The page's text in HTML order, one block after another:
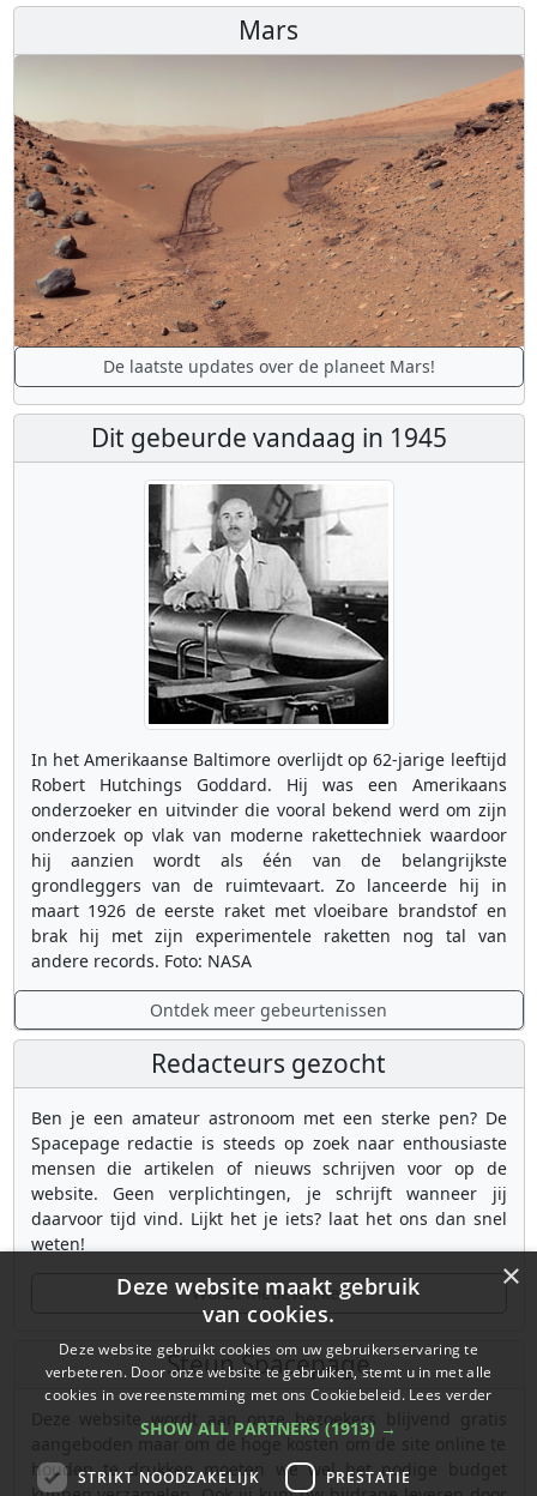
Mars
De laatste updates over de planeet Mars!
Dit gebeurde vandaag in 1945
In het Amerikaanse Baltimore overlijdt op 62-jarige leeftijd
Robert Hutchings Goddard. Hij was een Amerikaans
onderzoeker en uitvinder die vooral bekend werd om zijn
onderzoek op vlak van moderne rakettechniek waardoor
hij aanzien wordt als één van de belangrijkste
grondleggers van de ruimtevaart. Zo lanceerde hij in
maart 1926 de eerste raket met vloeibare brandstof en
brak hij met zijn experimentele raketten nog tal van
andere records. Foto: NASA
Ontdek meer gebeurtenissen
Redacteurs gezocht
Ben je een amateur astronoom met een sterke pen? De
Spacepage redactie is steeds op zoek naar enthousiaste
mensen die artikelen of nieuws schrijven voor op de
website. Geen verplichtingen, je schrijft wanneer jij
daarvoor tijd vind. Lijkt het je iets? laat het ons dan snel
weten!
Wordt medewerker
Steun Spacepage
Deze website wordt aan onze bezoekers blijvend gratis
aangeboden maar om de hoge kosten om de site online te
houden te drukken moeten we wel het nodige budget
×
Deze website maakt gebruik
van cookies.
Deze website gebruikt cookies om uw gebruikerservaring te
verbeteren. Door onze website te gebruiken, stemt u in met alle
cookies in overeenstemming met ons Cookiebeleid. Lees verder
SHOW ALL PARTNERS (1913) →
STRIKT NOODZAKELIJK PRESTATIE